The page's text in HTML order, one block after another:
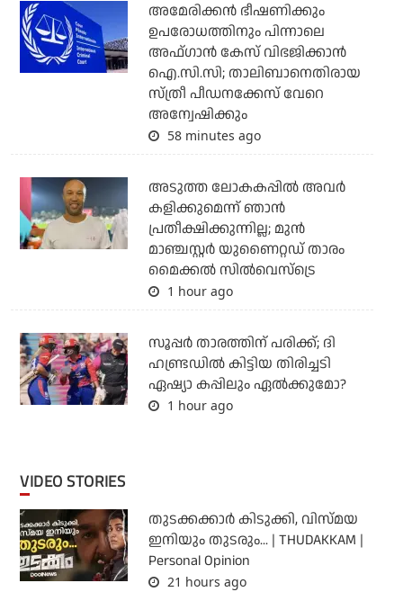
അമേരിക്കന്‍ ഭീഷണിക്കും
ഉപരോധത്തിനും പിന്നാലെ
അഫ്ഗാന്‍ കേസ് വിഭജിക്കാന്‍
ഐ.സി.സി; താലിബാനെതിരായ
സ്ത്രീ പീഡനക്കേസ് വേറെ
അന്വേഷിക്കും
58 minutes ago
അടുത്ത ലോകകപ്പില്‍ അവര്‍
കളിക്കുമെന്ന് ഞാന്‍
പ്രതീക്ഷിക്കുന്നില്ല; മുന്‍
മാഞ്ചസ്റ്റര്‍ യുണൈറ്റഡ് താരം
മൈക്കൽ സില്‍വെസ്‌ട്രെ
1 hour ago
സൂപ്പര്‍ താരത്തിന് പരിക്ക്; ദി
ഹണ്ട്രഡില്‍ കിട്ടിയ തിരിച്ചടി
ഏഷ്യാ കപ്പിലും ഏല്‍ക്കുമോ?
1 hour ago
VIDEO STORIES
തുടക്കക്കാര്‍ കിടുക്കി, വിസ്മയ
ഇനിയും തുടരും... | THUDAKKAM |
Personal Opinion
21 hours ago